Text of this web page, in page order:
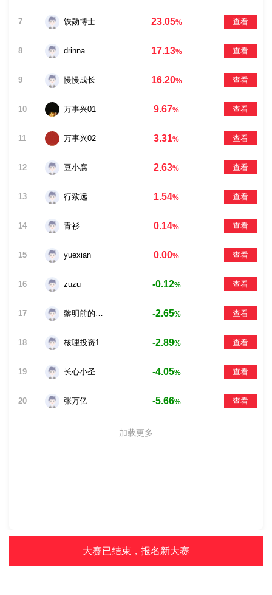
7 铁勋博士 23.05% 查看
8 drinna 17.13% 查看
9 慢慢成长 16.20% 查看
10 万事兴01 9.67% 查看
11 万事兴02 3.31% 查看
12 豆小腐 2.63% 查看
13 行致远 1.54% 查看
14 青衫 0.14% 查看
15 yuexian 0.00% 查看
16 zuzu -0.12% 查看
17 黎明前的拂晓 -2.65% 查看
18 核理投资123456 -2.89% 查看
19 长心小圣 -4.05% 查看
20 张万亿 -5.66% 查看
加载更多
大赛已结束，报名新大赛